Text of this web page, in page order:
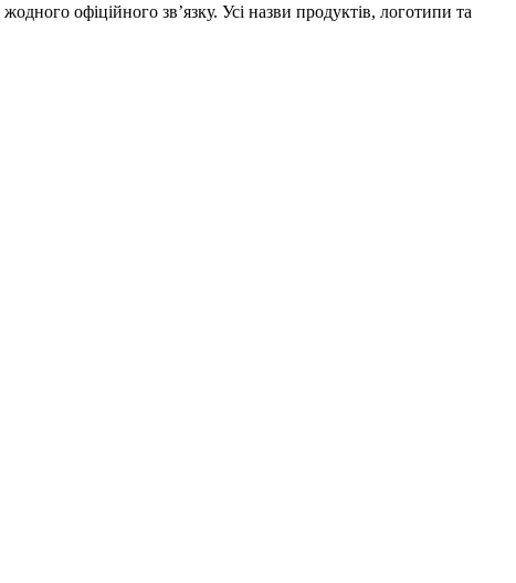
офіційного зв’язку. Усі назви продуктів, логотипи та